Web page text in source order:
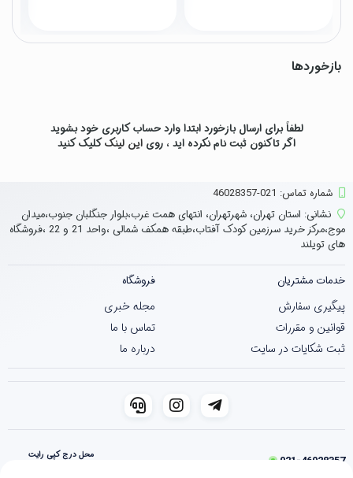
بازخوردها
لطفاً برای ارسال بازخورد ابتدا وارد حساب کاربری خود بشوید
اگر تاکنون ثبت نام نکرده اید ، روی این لینککلیک کنید
شماره تماس‌: 021-46028357
نشانی: استان تهران، شهرتهران، انتهای همت غرب،بلوار جنگلبان جنوب،میدان
موج،مرکز خرید سرزمین کودک آفتاب،طبقه همکف شمالی ،واحد 21 و 22 ،فروشگاه
های تویلند
خدمات مشتریان
پیگیری سفارش
قوانین و مقررات
ثبت شکایات در سایت
فروشگاه
مجله خبری
تماس با ما
درباره ما
021-46028357
محل درج کپی رایت